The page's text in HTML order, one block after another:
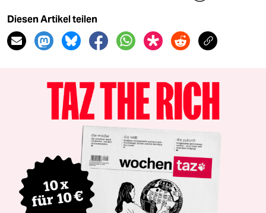
Diesen Artikel teilen